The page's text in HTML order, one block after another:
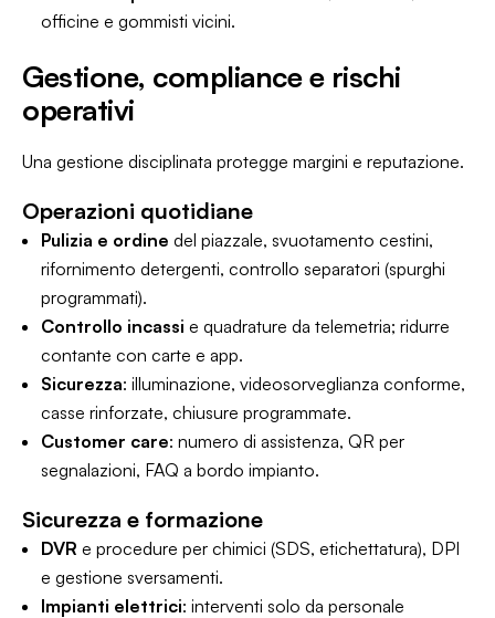
officine e gommisti vicini.
Gestione, compliance e rischi
operativi
Una gestione disciplinata protegge margini e reputazione.
Operazioni quotidiane
Pulizia e ordine del piazzale, svuotamento cestini,
rifornimento detergenti, controllo separatori (spurghi
programmati).
Controllo incassi e quadrature da telemetria; ridurre
contante con carte e app.
Sicurezza: illuminazione, videosorveglianza conforme,
casse rinforzate, chiusure programmate.
Customer care: numero di assistenza, QR per
segnalazioni, FAQ a bordo impianto.
Sicurezza e formazione
DVR e procedure per chimici (SDS, etichettatura), DPI
e gestione sversamenti.
Impianti elettrici: interventi solo da personale